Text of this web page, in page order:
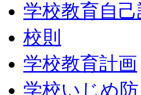
学校教育自
校則
学校教育計画
学校いじめ